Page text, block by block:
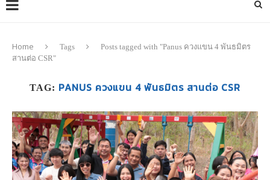
Home Tags
Posts tagged with "Panus ควงแขน 4 พันธมิตร
สานต่อ CSR"
TAG: PANUS ควงแขน 4 พันธมิตร สานต่อ CSR